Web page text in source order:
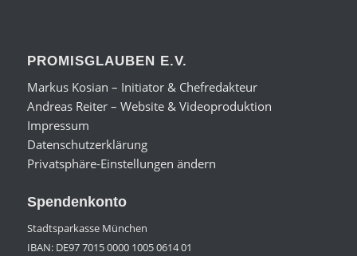
PROMISGLAUBEN E.V.
Markus Kosian – Initiator & Chefredakteur
Andreas Reiter – Website & Videoproduktion
Impressum
Datenschutzerklärung
Privatsphäre-Einstellungen ändern
Spendenkonto
Stadtsparkasse München
IBAN: DE97 7015 0000 1005 0614 01